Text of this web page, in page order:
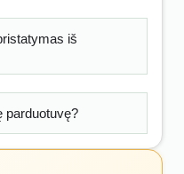
iš
parduotuvę?